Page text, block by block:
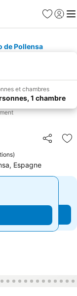
Favoris
Se
de Pollensa
et chambres
1 chambre
Partager
)
Espagne